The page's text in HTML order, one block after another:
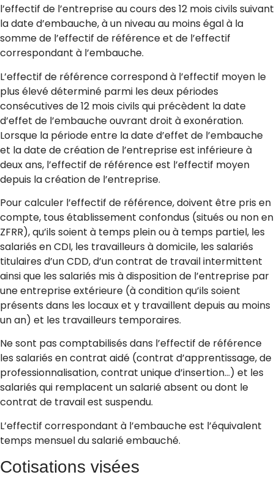
l’effectif de l’entreprise au cours des 12 mois civils suivant
la date d’embauche, à un niveau au moins égal à la
somme de l’effectif de référence et de l’effectif
correspondant à l’embauche.
L’effectif de référence correspond à l’effectif moyen le
plus élevé déterminé parmi les deux périodes
consécutives de 12 mois civils qui précèdent la date
d’effet de l’embauche ouvrant droit à exonération.
Lorsque la période entre la date d’effet de l’embauche
et la date de création de l’entreprise est inférieure à
deux ans, l’effectif de référence est l’effectif moyen
depuis la création de l’entreprise.
Pour calculer l’effectif de référence, doivent être pris en
compte, tous établissement confondus (situés ou non en
ZFRR), qu’ils soient à temps plein ou à temps partiel, les
salariés en CDI, les travailleurs à domicile, les salariés
titulaires d’un CDD, d’un contrat de travail intermittent
ainsi que les salariés mis à disposition de l’entreprise par
une entreprise extérieure (à condition qu’ils soient
présents dans les locaux et y travaillent depuis au moins
un an) et les travailleurs temporaires.
Ne sont pas comptabilisés dans l’effectif de référence
les salariés en contrat aidé (contrat d’apprentissage, de
professionnalisation, contrat unique d’insertion…) et les
salariés qui remplacent un salarié absent ou dont le
contrat de travail est suspendu.
L’effectif correspondant à l’embauche est l’équivalent
temps mensuel du salarié embauché.
Cotisations visées